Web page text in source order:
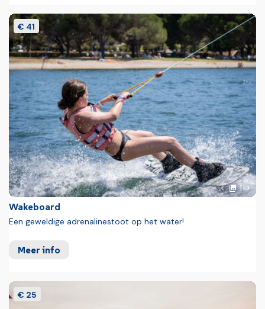
Wakeboard
Een geweldige adrenalinestoot op het water!
Meer info
€ 41
Vorige foto
1Foto
€ 25